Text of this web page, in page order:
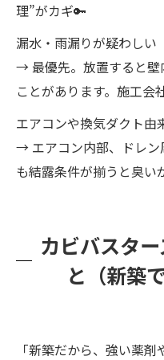
理”がカギ🔑
漏水・雨漏りが疑わしい
→ 最優先。放置すると壁
ことがあります。施工会
エアコンや換気ダクト由
→ エアコン内部、ドレン
も結露条件が揃うと臭い
カビバスタ
と（新築
「新築だから、強い薬